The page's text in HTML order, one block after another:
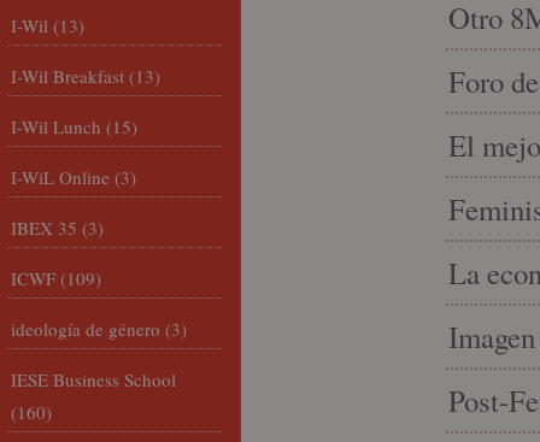
Otro
Foro
El
La
Post-
I-Wil (13)
I-Wil Breakfast (13)
I-Wil Lunch (15)
I-WiL Online (3)
IBEX 35 (3)
ICWF (109)
ideología de género (3)
IESE Business School
(160)